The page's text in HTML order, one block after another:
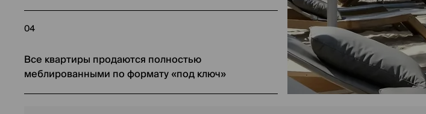
04
Все квартиры продаются полностью
меблированными по формату «под ключ»